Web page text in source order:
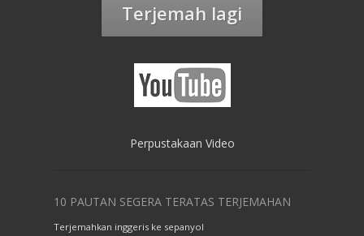
Terjemah lagi
Perpustakaan Video
10 PAUTAN SEGERA TERATAS TERJEMAHAN
Terjemahkan inggeris ke sepanyol